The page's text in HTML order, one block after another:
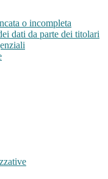
o incompleta
dati da parte dei titolari